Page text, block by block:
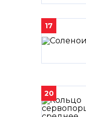
17
20